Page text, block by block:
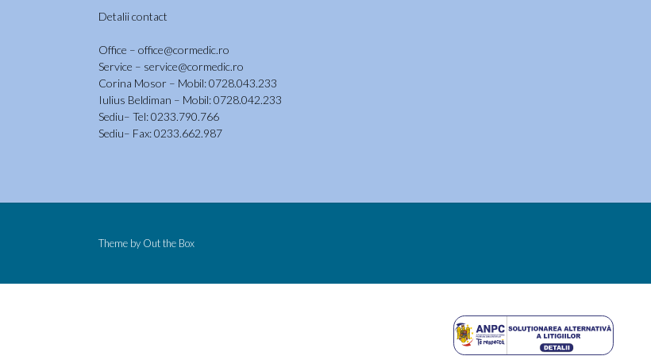
Detalii contact
Office – office@cormedic.ro
Service – service@cormedic.ro
Corina Mosor – Mobil: 0728.043.233
Iulius Beldiman – Mobil: 0728.042.233
Sediu– Tel: 0233.790.766
Sediu– Fax: 0233.662.987
Theme by Out the Box